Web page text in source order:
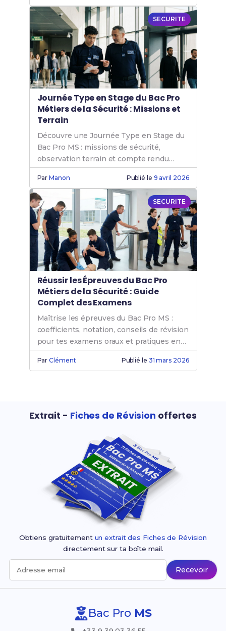
SECURITE
Journée Type en Stage du Bac Pro
Métiers de la Sécurité : Missions et
Terrain
Découvre une Journée Type en Stage du
Bac Pro MS : missions de sécurité,
observation terrain et compte rendu
professionnel.
ParManon Publié le 9 avril 2026
SECURITE
Réussir les Épreuves du Bac Pro
Métiers de la Sécurité : Guide
Complet des Examens
Maîtrise les épreuves du Bac Pro MS :
coefficients, notation, conseils de révision
pour tes examens oraux et pratiques en
sécurité.
ParClément Publié le 31 mars 2026
Extrait - Fiches de Révision offertes
Obtiens gratuitement un extrait des Fiches de Révision
directement sur ta boîte mail.
Adresse email Recevoir
Bac Pro MS